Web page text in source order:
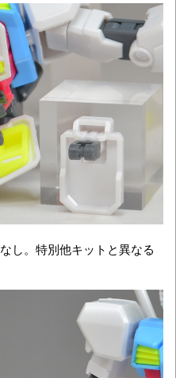
し。特別他キットと異なる